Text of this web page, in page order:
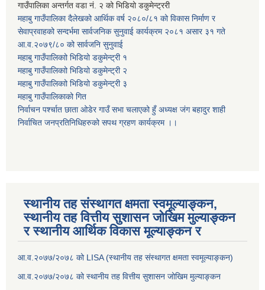
गाउँपालिका अन्तर्गत वडा नं. २ को भिडियो डकुमेन्ट्ररी
महाबु गाउँपालिका दैलेखको आर्थिक वर्ष २०८०/८१ को विकास निर्माण र
सेवाप्रवाहको सन्दर्भमा सार्वजनिक सुनुवाई कार्यक्रम २०८१ असार ३१ गते
आ.व.२०७९/८० को सार्वजनि सुनुवाई
महाबु गाउँपालिकाो भिडियो डकुमेन्ट्री १
महाबु गाउँपालिकाो भिडियो डकुमेन्ट्री २
महाबु गाउँपालिकाो भिडियो डकुमेन्ट्री ३
महाबु गाउँपालिकाको गित
निर्वाचन पर्श्चात छाता ओडेर गाउँ सभा चलाएको हुँ अध्यक्ष जंग बहादुर शाही
निर्वाचित जनप्रतिनिधिहरुको सपथ ग्रहण कार्यक्रम ।।
स्थानीय तह संस्थागत क्षमता स्वमूल्याङ्कन,
स्थानीय तह वित्तीय सुशासन जोखिम मुल्याङ्कन
र स्थानीय आर्थिक विकास मूल्याङ्कन र
आ.व.२०७७/२०७८ को LISA (स्थानीय तह संस्थागत क्षमता स्वमूल्याङ्कन)
आ.व.२०७७/२०७८ को स्थानीय तह वित्तीय सुशासन जोखिम मुल्याङ्कन